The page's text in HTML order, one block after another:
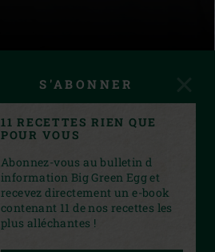
S'ABONNER
11 RECETTES RIEN QUE
POUR VOUS
Abonnez-vous au bulletin d
information Big Green Egg et
recevez directement un e-book
contenant 11 de nos recettes les
plus alléchantes !